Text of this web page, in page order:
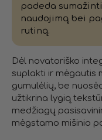
padeda
naudojimą bei
rutiną.
Dėl novatoriško
suplakti ir mėgautis
gumulėlių, be nuosėdų. Pažangi filtravimo
užtikrina lygią
medžiagų
mėgstamo mišinio